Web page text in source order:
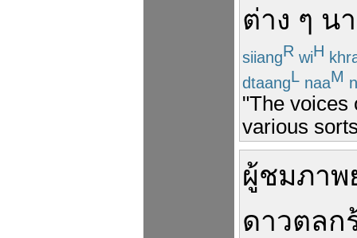
ต่าง ๆ น
siiangR wiH
dtaangL naaM
"The voices
various
ผู้ชมภา
ดาวตลก